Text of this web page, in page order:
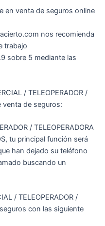
en venta de seguros online
nos recomienda
trabajo
sobre 5 mediante las
/ TELEOPERADOR /
venta de seguros:
/ TELEOPERADORA
tu principal función será
han dejado su teléfono
buscando un
/ TELEOPERADOR /
con las siguiente